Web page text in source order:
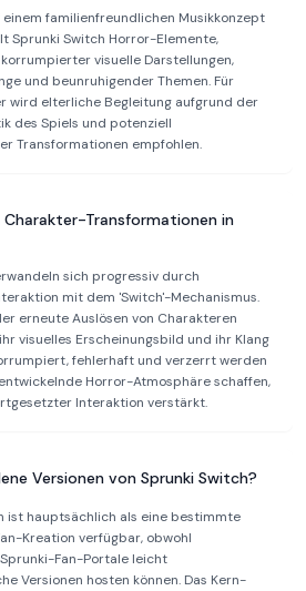
einem familienfreundlichen Musikkonzept
Sprunki Switch Horror-Elemente,
visuelle Darstellungen,
und beunruhigender Themen. Für
wird elterliche Begleitung aufgrund der
des Spiels und potenziell
Transformationen empfohlen.
Transformationen in
sich progressiv durch
mit dem 'Switch'-Mechanismus.
erneute Auslösen von Charakteren
visuelles Erscheinungsbild und ihr Klang
fehlerhaft und verzerrt werden
Horror-Atmosphäre schaffen,
Interaktion verstärkt.
Versionen von Sprunki Switch?
ist hauptsächlich als eine bestimmte
Kreation verfügbar, obwohl
Fan-Portale leicht
Versionen hosten können. Das Kern-